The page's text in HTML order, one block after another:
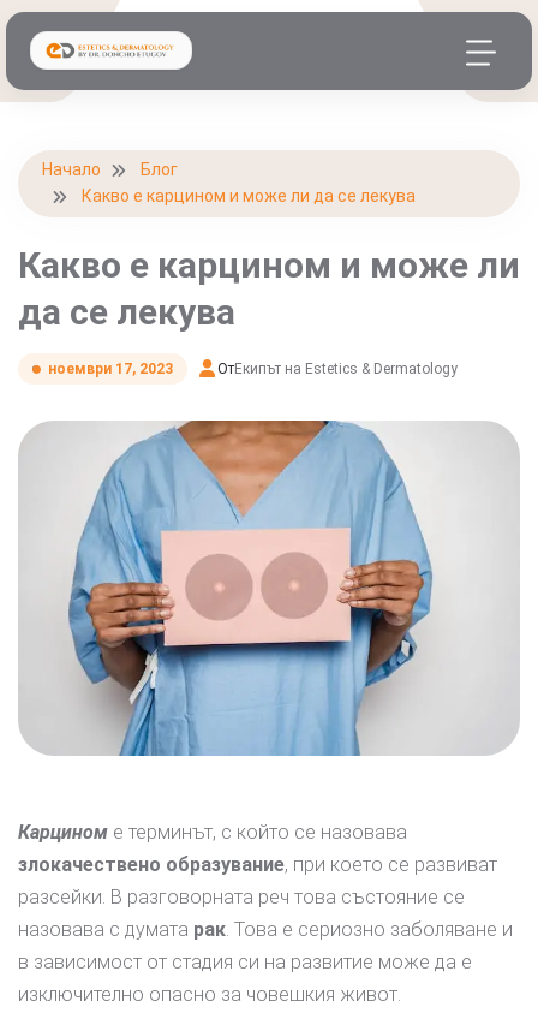
Начало
Блог
Какво е карцином и може ли да се лекува
Какво е карцином и може ли
да се лекува
ноември 17, 2023 ОтЕкипът на Estetics & Dermatology
Карцином е терминът, с който се назовава
злокачествено образувание, при което се развиват
разсейки. В разговорната реч това състояние се
назовава с думата рак. Това е сериозно заболяване и
в зависимост от стадия си на развитие може да е
изключително опасно за човешкия живот.